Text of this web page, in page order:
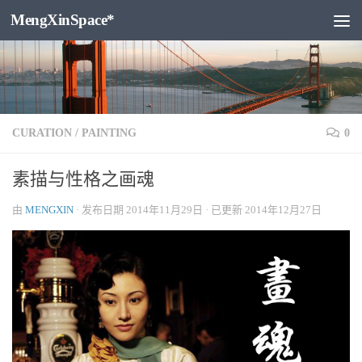
跳至内容
MengXinSpace*
CURATION / PAINTING 0
素描与性格之画魂
由 MENGXIN · 发布日期 2014年11月29日 · 已更新 2014年12月27日